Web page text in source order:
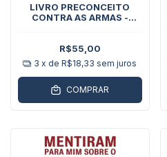
LIVRO PRECONCEITO
CONTRA AS ARMAS -
R$55,00
3 x deR$18,33 sem juros
COMPRAR